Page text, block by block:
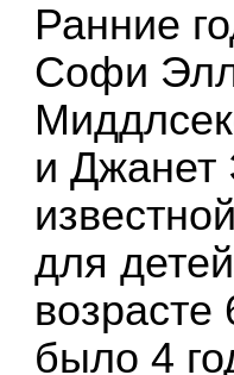
Ранние
Софи
и Джанет
для
было 4